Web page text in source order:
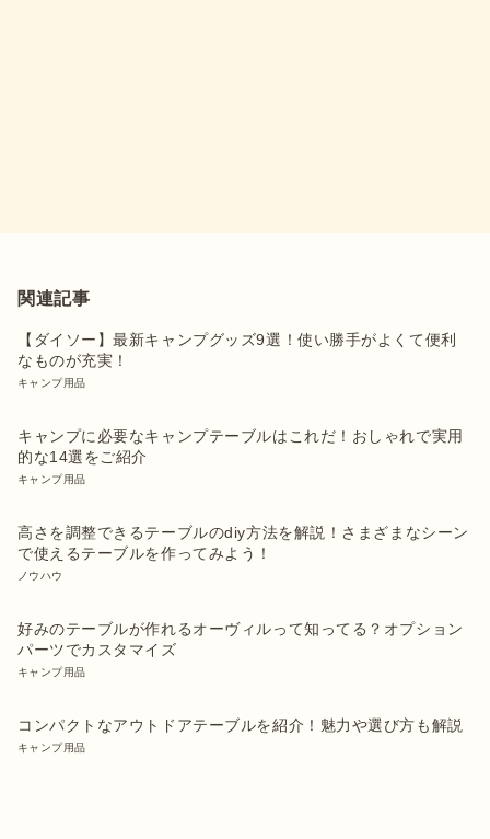
関連記事
【ダイソー】最新キャンプグッズ9選！使い勝手がよくて便利
なものが充実！
キャンプ用品
キャンプに必要なキャンプテーブルはこれだ！おしゃれで実用
的な14選をご紹介
キャンプ用品
高さを調整できるテーブルのdiy方法を解説！さまざまなシーン
で使えるテーブルを作ってみよう！
ノウハウ
好みのテーブルが作れるオーヴィルって知ってる？オプション
パーツでカスタマイズ
キャンプ用品
コンパクトなアウトドアテーブルを紹介！魅力や選び方も解説
キャンプ用品